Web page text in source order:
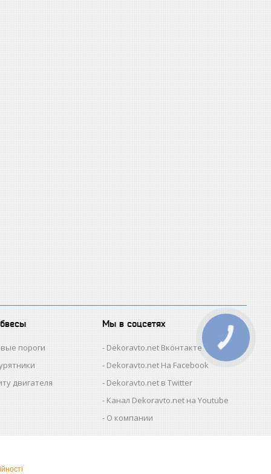
пороги
двигателя
Мы в соцсетях
Dekoravto.net Вконтакте
Dekoravto.net На Facebook
Dekoravto.net в Twitter
Канал Dekoravto.net на Youtube
О компании
КНОПКА
ЗВ'ЯЗКУ